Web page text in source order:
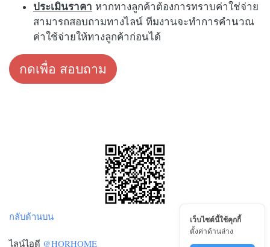
ประเมินราคา หากทางลูกค้าต้องการทราบค่าใช่จ่าย
สามารถสอบถามทางไลน์ ทีมงานจะทำการคำนวณ
ค่าใช้จ่ายให้ทางลูกค้าก่อนได้
กดเพื่อ สอบถาม
กลับด้านบน
ไลน์ไอดี @HORHOME
เว็บไซต์นี้ใช้คุกกี้
ตั้งค่าด้านล่าง